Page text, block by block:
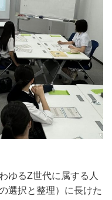
ゆるZ世代に属する人
選択と整理）に長けた